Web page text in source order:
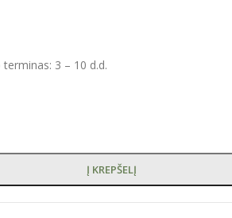
3 – 10 d.d.
Į KREPŠELĮ